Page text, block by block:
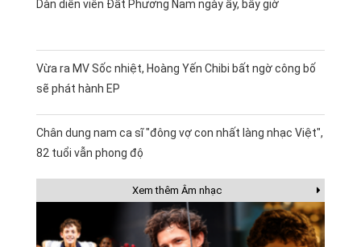
Dàn diễn viên Đất Phương Nam ngày ấy, bây giờ
Vừa ra MV Sốc nhiệt, Hoàng Yến Chibi bất ngờ công bố
sẽ phát hành EP
Chân dung nam ca sĩ "đông vợ con nhất làng nhạc Việt",
82 tuổi vẫn phong độ
Xem thêm Âm nhạc